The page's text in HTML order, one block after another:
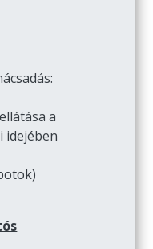
a
idejében